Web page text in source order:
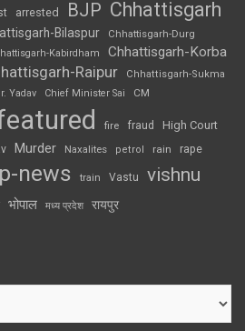
arrested BJP Chhattisgarh
Bilaspur Chhattisgarh-Durg
Kabirdham Chhattisgarh-Korba
Raipur
Chhattisgarh-Sukma
Yadav Chief Minister Sai CM
fire fraud High Court
Murder Naxalites petrol rain rape
news train Vastu vishnu
भोपाल मध्य प्रदेश रायपुर